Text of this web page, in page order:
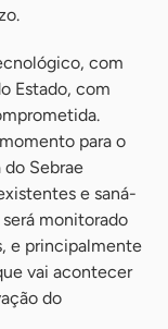
com
Estado, com
para o
Sebrae
e saná-
monitorado
e principalmente
vai acontecer
do